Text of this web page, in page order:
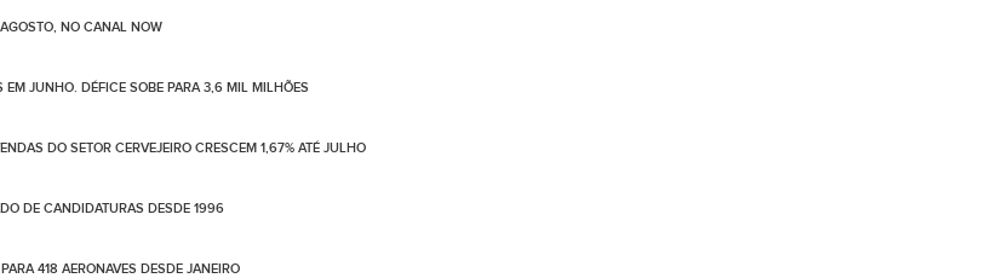
NO CANAL NOW
EM JUNHO. DÉFICE SOBE PARA 3,6 MIL MILHÕES
DO SETOR CERVEJEIRO CRESCEM 1,67% ATÉ JULHO
DE CANDIDATURAS DESDE 1996
418 AERONAVES DESDE JANEIRO